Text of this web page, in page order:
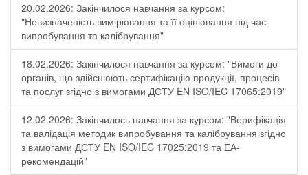
20.02.2026: Закінчилося навчання за курсом:
"Невизначеність вимірювання та її оцінювання під час
випробування та калібрування"
18.02.2026: Закінчилося навчання за курсом: "Вимоги до
органів, що здійснюють сертифікацію продукції, процесів
та послуг згідно з вимогами ДСТУ EN ISO/IEC 17065:2019"
12.02.2026: Закінчилось навчання за курсом: "Верифікація
та валідація методик випробування та калібрування згідно
з вимогами ДСТУ EN ISO/IEC 17025:2019 та ЕА-
рекомендацій"